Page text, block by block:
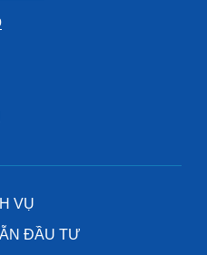
VỤ
ĐẦU TƯ